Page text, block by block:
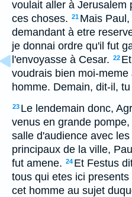
voulait aller à Jerusalem
ces choses. 21 Mais
demandant à etre
je donnai ordre qu'il fut
l'envoyasse à Cesar. 22
voudrais bien moi-
homme. Demain, dit-il,
23 Le lendemain donc,
venus en grande
salle d'audience avec
principaux de la ville,
fut amene. 24 Et Festus
tous qui etes ici
cet homme au sujet